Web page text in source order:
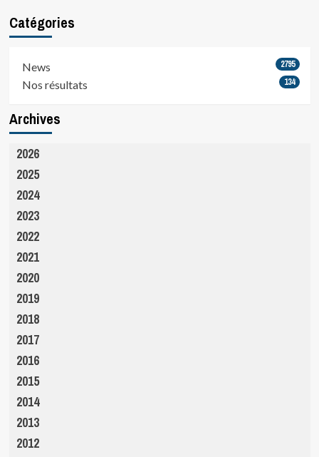
Catégories
News 2795
Nos résultats 134
Archives
2026
2025
2024
2023
2022
2021
2020
2019
2018
2017
2016
2015
2014
2013
2012